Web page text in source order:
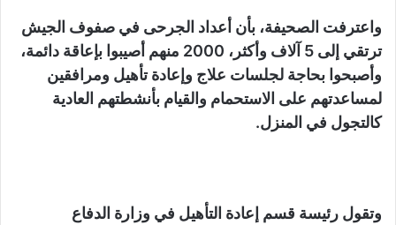
واعترفت الصحيفة، بأن أعداد الجرحى في صفوف الجيش
ترتقي إلى 5 آلاف وأكثر، 2000 منهم أصيبوا بإعاقة دائمة،
وأصبحوا بحاجة لجلسات علاج وإعادة تأهيل ومرافقين
لمساعدتهم على الاستحمام والقيام بأنشطتهم العادية
كالتجول في المنزل.
وتقول رئيسة قسم إعادة التأهيل في وزارة الدفاع